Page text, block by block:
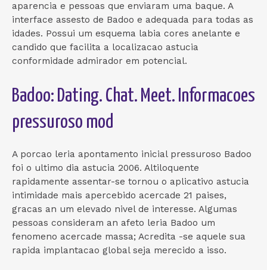
aparencia e pessoas que enviaram uma baque. A
interface assesto de Badoo e adequada para todas as
idades. Possui um esquema labia cores anelante e
candido que facilita a localizacao astucia
conformidade admirador em potencial.
Badoo: Dating. Chat. Meet. Informacoes
pressuroso mod
A porcao leria apontamento inicial pressuroso Badoo
foi o ultimo dia astucia 2006. Altiloquente
rapidamente assentar-se tornou o aplicativo astucia
intimidade mais apercebido acercade 21 paises,
gracas an um elevado nivel de interesse. Algumas
pessoas consideram an afeto leria Badoo um
fenomeno acercade massa; Acredita -se aquele sua
rapida implantacao global seja merecido a isso.